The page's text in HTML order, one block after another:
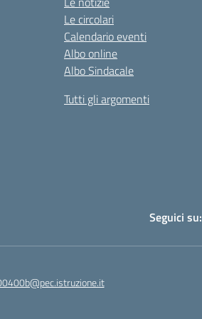
Le circolari
Calendario eventi
Albo online
Albo Sindacale
Tutti gli argomenti
Seguici su: